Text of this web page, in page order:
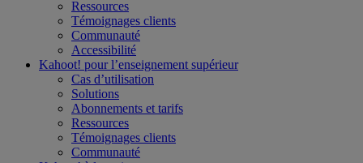
Ressources
Témoignages clients
Communauté
Accessibilité
Kahoot! pour l’enseignement supérieur
Cas d’utilisation
Solutions
Abonnements et tarifs
Ressources
Témoignages clients
Communauté